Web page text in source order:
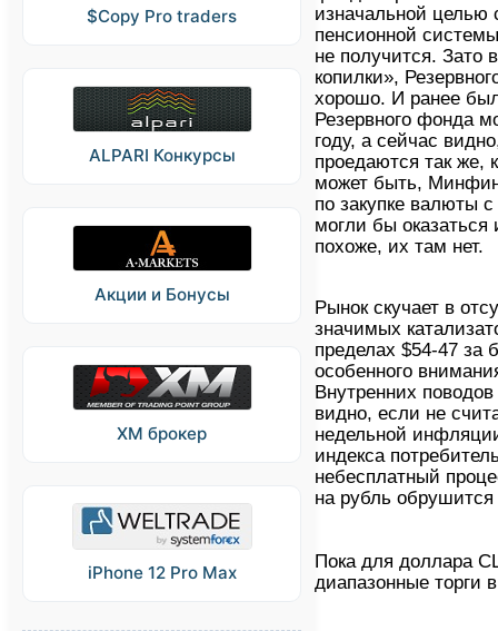
$Copy Pro traders
ALPARI Конкурсы
Акции и Бонусы
XM брокер
iPhone 12 Pro Max
изначальной целью
пенсионной
не получится. Зато
копилки»,
хорошо. И ранее
Резервного фонда
году, а сейчас
проедаются так же,
может быть,
по закупке валюты
могли бы
похоже, их там нет.
Рынок скучает в
значимых
пределах $54-47 за
особенного
Внутренних
видно, если не
недельной
индекса
небесплатный
на рубль обрушится
Пока для доллара
диапазонные торги